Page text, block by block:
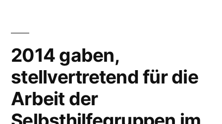
2014 gaben,
stellvertretend für die
Arbeit der